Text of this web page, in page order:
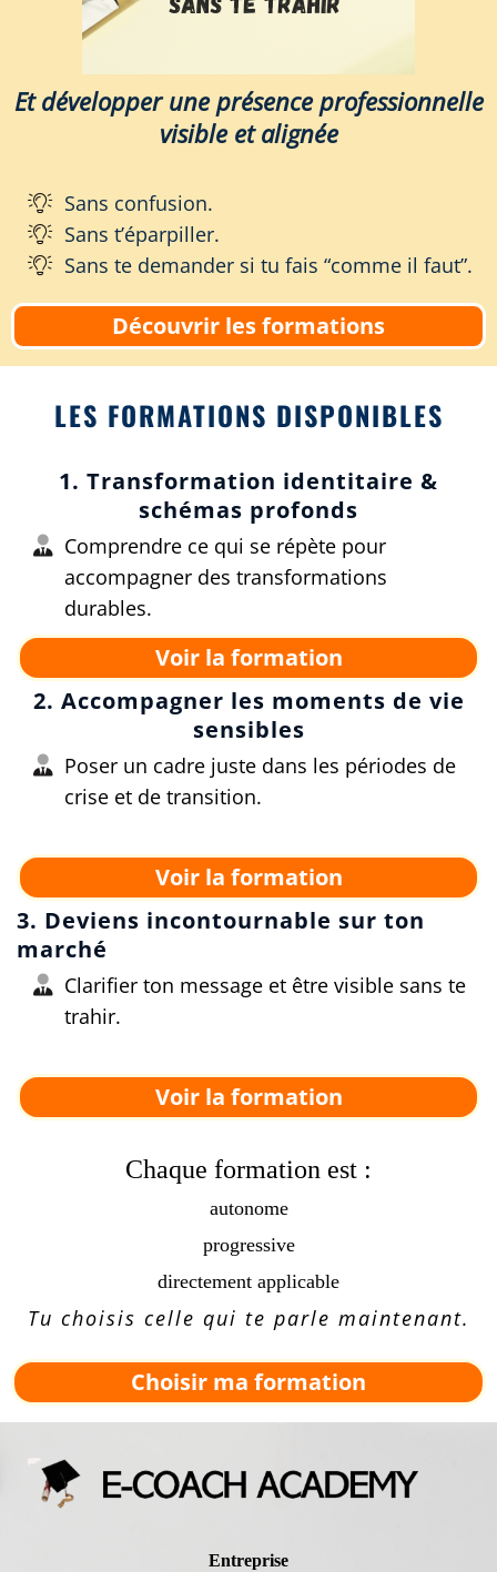
Et développer une présence professionnelle
visible et alignée
Sans confusion.
Sans t’éparpiller.
Sans te demander si tu fais “comme il faut”.
Découvrir les formations
LES FORMATIONS DISPONIBLES
1. Transformation identitaire &
schémas profonds
Comprendre ce qui se répète pour
accompagner des transformations
durables.
Voir la formation
2. Accompagner les moments de vie
sensibles
Poser un cadre juste dans les périodes de
crise et de transition.
Voir la formation
3. Deviens incontournable sur ton
marché
Clarifier ton message et être visible sans te
trahir.
Voir la formation
Chaque formation est :
autonome
progressive
directement applicable
Tu choisis celle qui te parle maintenant.
Choisir ma formation
Entreprise